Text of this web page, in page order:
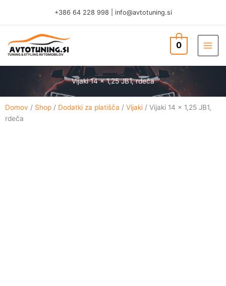
content
+386 64 228 998 info@avtotuning.si
TUNING & STYLING AVTOMOBILOV
0
Vijaki 14 x 1,25 JB1, rdeča
Domov / Shop / Dodatki za platišča / Vijaki / Vijaki 14 x 1,25 JB1,
rdeča